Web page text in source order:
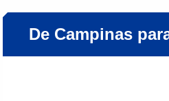
De Campinas